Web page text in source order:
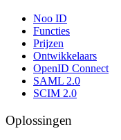
Noo ID
Functies
Prijzen
Ontwikkelaars
OpenID Connect
SAML 2.0
SCIM 2.0
Oplossingen